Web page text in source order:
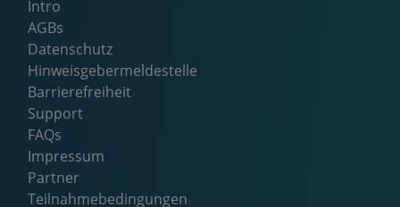
Intro
AGBs
Datenschutz
Hinweisgebermeldestelle
Barrierefreiheit
Support
FAQs
Impressum
Partner
Teilnahmebedingungen